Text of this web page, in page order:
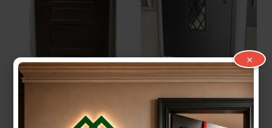
Вхідні металеві
97 770,00грн.
Вхідні металеві
новинка
97 850,00грн.
×